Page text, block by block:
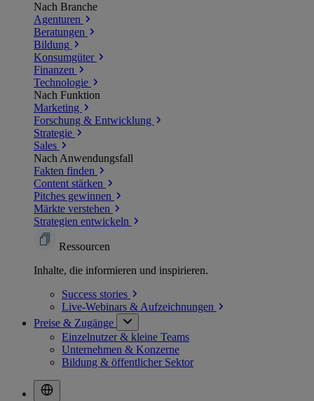
Nach Branche
Agenturen
Beratungen
Bildung
Konsumgüter
Finanzen
Technologie
Nach Funktion
Marketing
Forschung & Entwicklung
Strategie
Sales
Nach Anwendungsfall
Fakten finden
Content stärken
Pitches gewinnen
Märkte verstehen
Strategien entwickeln
Ressourcen
Inhalte, die informieren und inspirieren.
Success stories
Live-Webinars & Aufzeichnungen
Preise & Zugänge
Einzelnutzer & kleine Teams
Unternehmen & Konzerne
Bildung & öffentlicher Sektor